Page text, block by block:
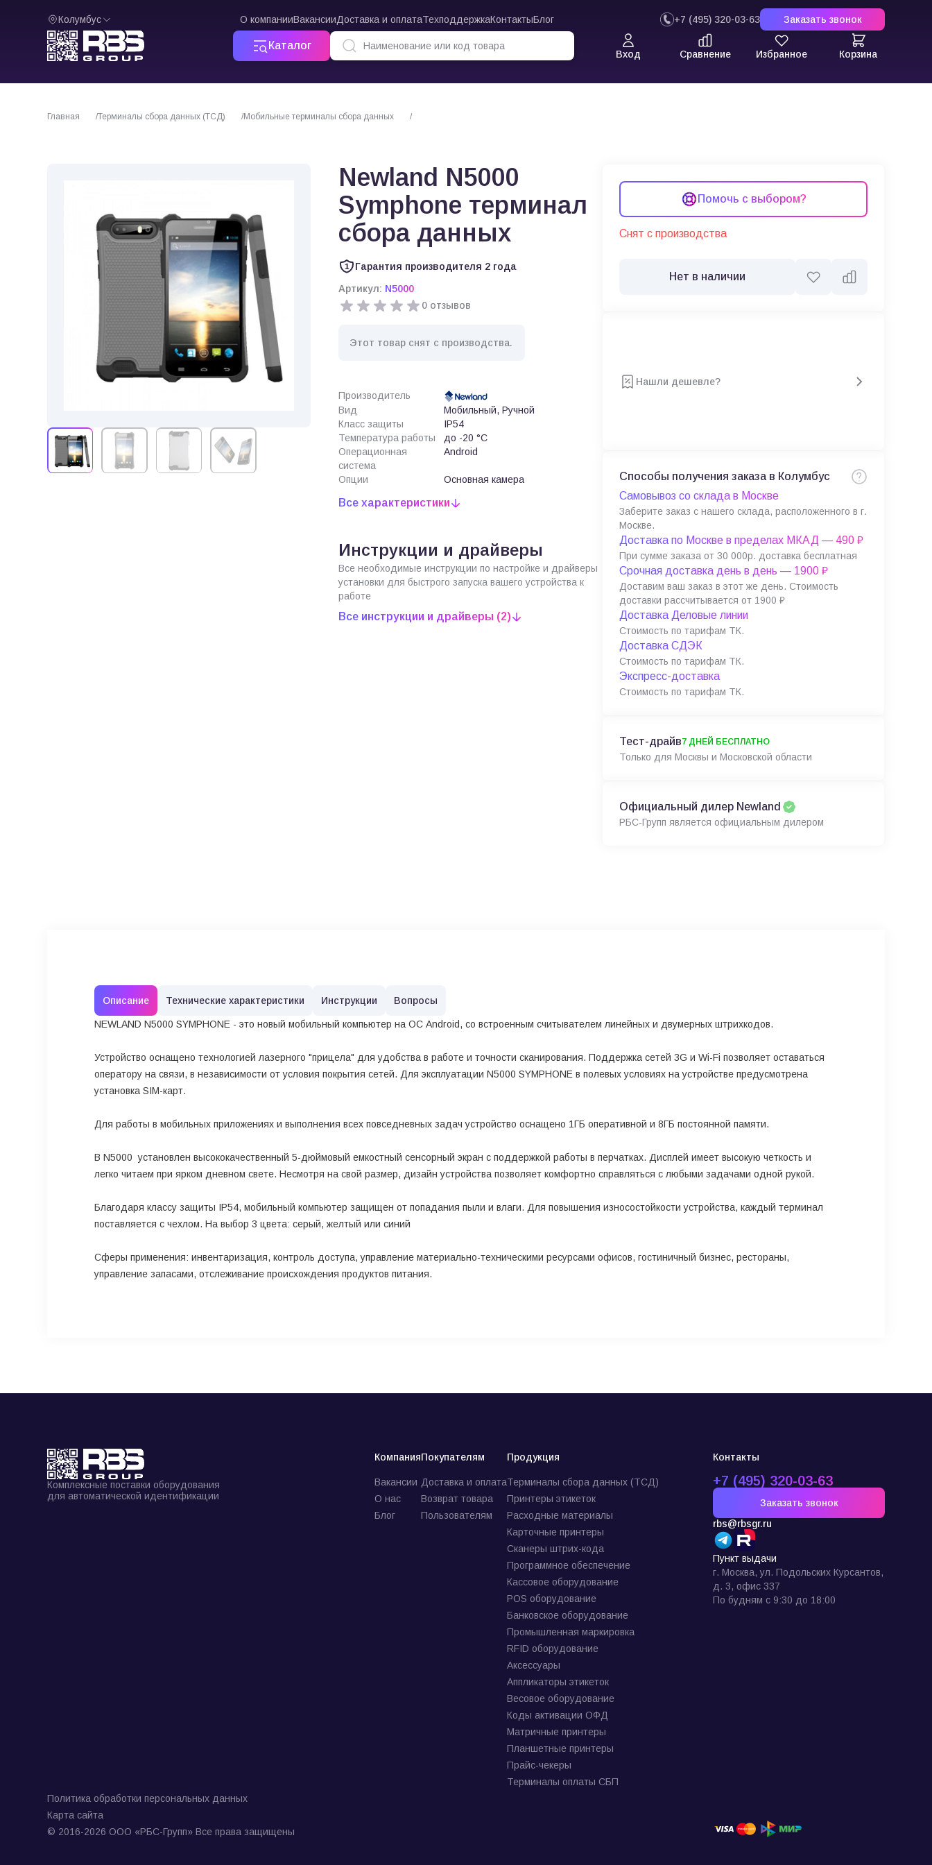
Колумбус О компанииВакансииДоставка и оплатаТехподдержкаКонтактыБлог +7 (495) 320-03-63 Заказать звонок
Каталог
Вход Сравнение Избранное Корзина
Главная Терминалы сбора данных (ТСД) Мобильные терминалы сбора данных
Newland N5000
Symphone терминал
сбора данных
Гарантия производителя 2 года
Артикул: N5000
0 отзывов
Этот товар снят с производства.
Производитель
Вид
Мобильный, Ручной
Класс защиты
IP54
Температура работы
до -20 °C
Операционная
система
Android
Опции Основная камера
Все характеристики
Инструкции и драйверы
Все необходимые инструкции по настройке и драйверы
установки для быстрого запуска вашего устройства к
работе
Все инструкции и драйверы (2)
Помочь с выбором?
Снят с производства
Нет в наличии
Нашли дешевле?
Способы получения заказа в Колумбус
Самовывоз со склада в Москве
Заберите заказ с нашего склада, расположенного в г.
Москве.
Доставка по Москве в пределах МКАД — 490 ₽
При сумме заказа от 30 000р. доставка бесплатная
Срочная доставка день в день — 1900 ₽
Доставим ваш заказ в этот же день. Стоимость
доставки рассчитывается от 1900 ₽
Доставка Деловые линии
Стоимость по тарифам ТК.
Доставка СДЭК
Стоимость по тарифам ТК.
Экспресс-доставка
Стоимость по тарифам ТК.
Тест-драйв7 ДНЕЙ БЕСПЛАТНО
Только для Москвы и Московской области
Официальный дилер Newland
РБС-Групп является официальным дилером
Описание Технические характеристики Инструкции Вопросы
NEWLAND N5000 SYMPHONE - это новый мобильный компьютер на ОС Android, со встроенным считывателем линейных и двумерных штрихкодов.
Устройство оснащено технологией лазерного "прицела" для удобства в работе и точности сканирования. Поддержка сетей 3G и Wi-Fi позволяет оставаться
оператору на связи, в независимости от условия покрытия сетей. Для эксплуатации N5000 SYMPHONE в полевых условиях на устройстве предусмотрена
установка SIM-карт.
Для работы в мобильных приложениях и выполнения всех повседневных задач устройство оснащено 1ГБ оперативной и 8ГБ постоянной памяти.
В N5000 установлен высококачественный 5-дюймовый емкостный сенсорный экран с поддержкой работы в перчатках. Дисплей имеет высокую четкость и
легко читаем при ярком дневном свете. Несмотря на свой размер, дизайн устройства позволяет комфортно справляться с любыми задачами одной рукой.
Благодаря классу защиты IP54, мобильный компьютер защищен от попадания пыли и влаги. Для повышения износостойкости устройства, каждый терминал
поставляется с чехлом. На выбор 3 цвета: серый, желтый или синий
Сферы применения: инвентаризация, контроль доступа, управление материально-техническими ресурсами офисов, гостиничный бизнес, рестораны,
управление запасами, отслеживание происхождения продуктов питания.
Комплексные поставки оборудования
для автоматической идентификации
Компания
Вакансии
О нас
Блог
Покупателям
Доставка и оплата
Возврат товара
Пользователям
Продукция
Терминалы сбора данных (ТСД)
Принтеры этикеток
Расходные материалы
Карточные принтеры
Сканеры штрих-кода
Программное обеспечение
Кассовое оборудование
POS оборудование
Банковское оборудование
Промышленная маркировка
RFID оборудование
Аксессуары
Аппликаторы этикеток
Весовое оборудование
Коды активации ОФД
Матричные принтеры
Планшетные принтеры
Прайс-чекеры
Терминалы оплаты СБП
Контакты
+7 (495) 320-03-63
Заказать звонок
rbs@rbsgr.ru
Пункт выдачи
г. Москва, ул. Подольских Курсантов,
д. 3, офис 337
По будням с 9:30 до 18:00
Политика обработки персональных данных
Карта сайта
© 2016-2026 ООО «РБС-Групп» Все права защищены